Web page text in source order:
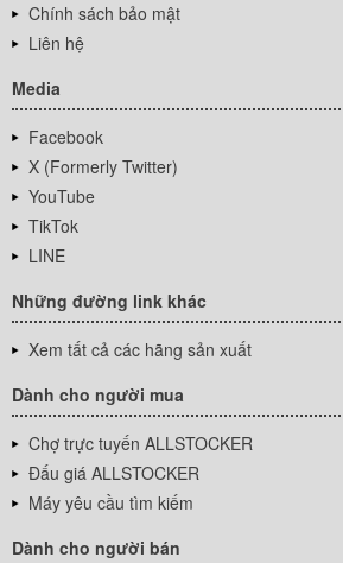
Chính sách bảo mật
Liên hệ
Media
Facebook
X (Formerly Twitter)
YouTube
TikTok
LINE
Những đường link khác
Xem tất cả các hãng sản xuất
Dành cho người mua
Chợ trực tuyến ALLSTOCKER
Đấu giá ALLSTOCKER
Máy yêu cầu tìm kiếm
Dành cho người bán